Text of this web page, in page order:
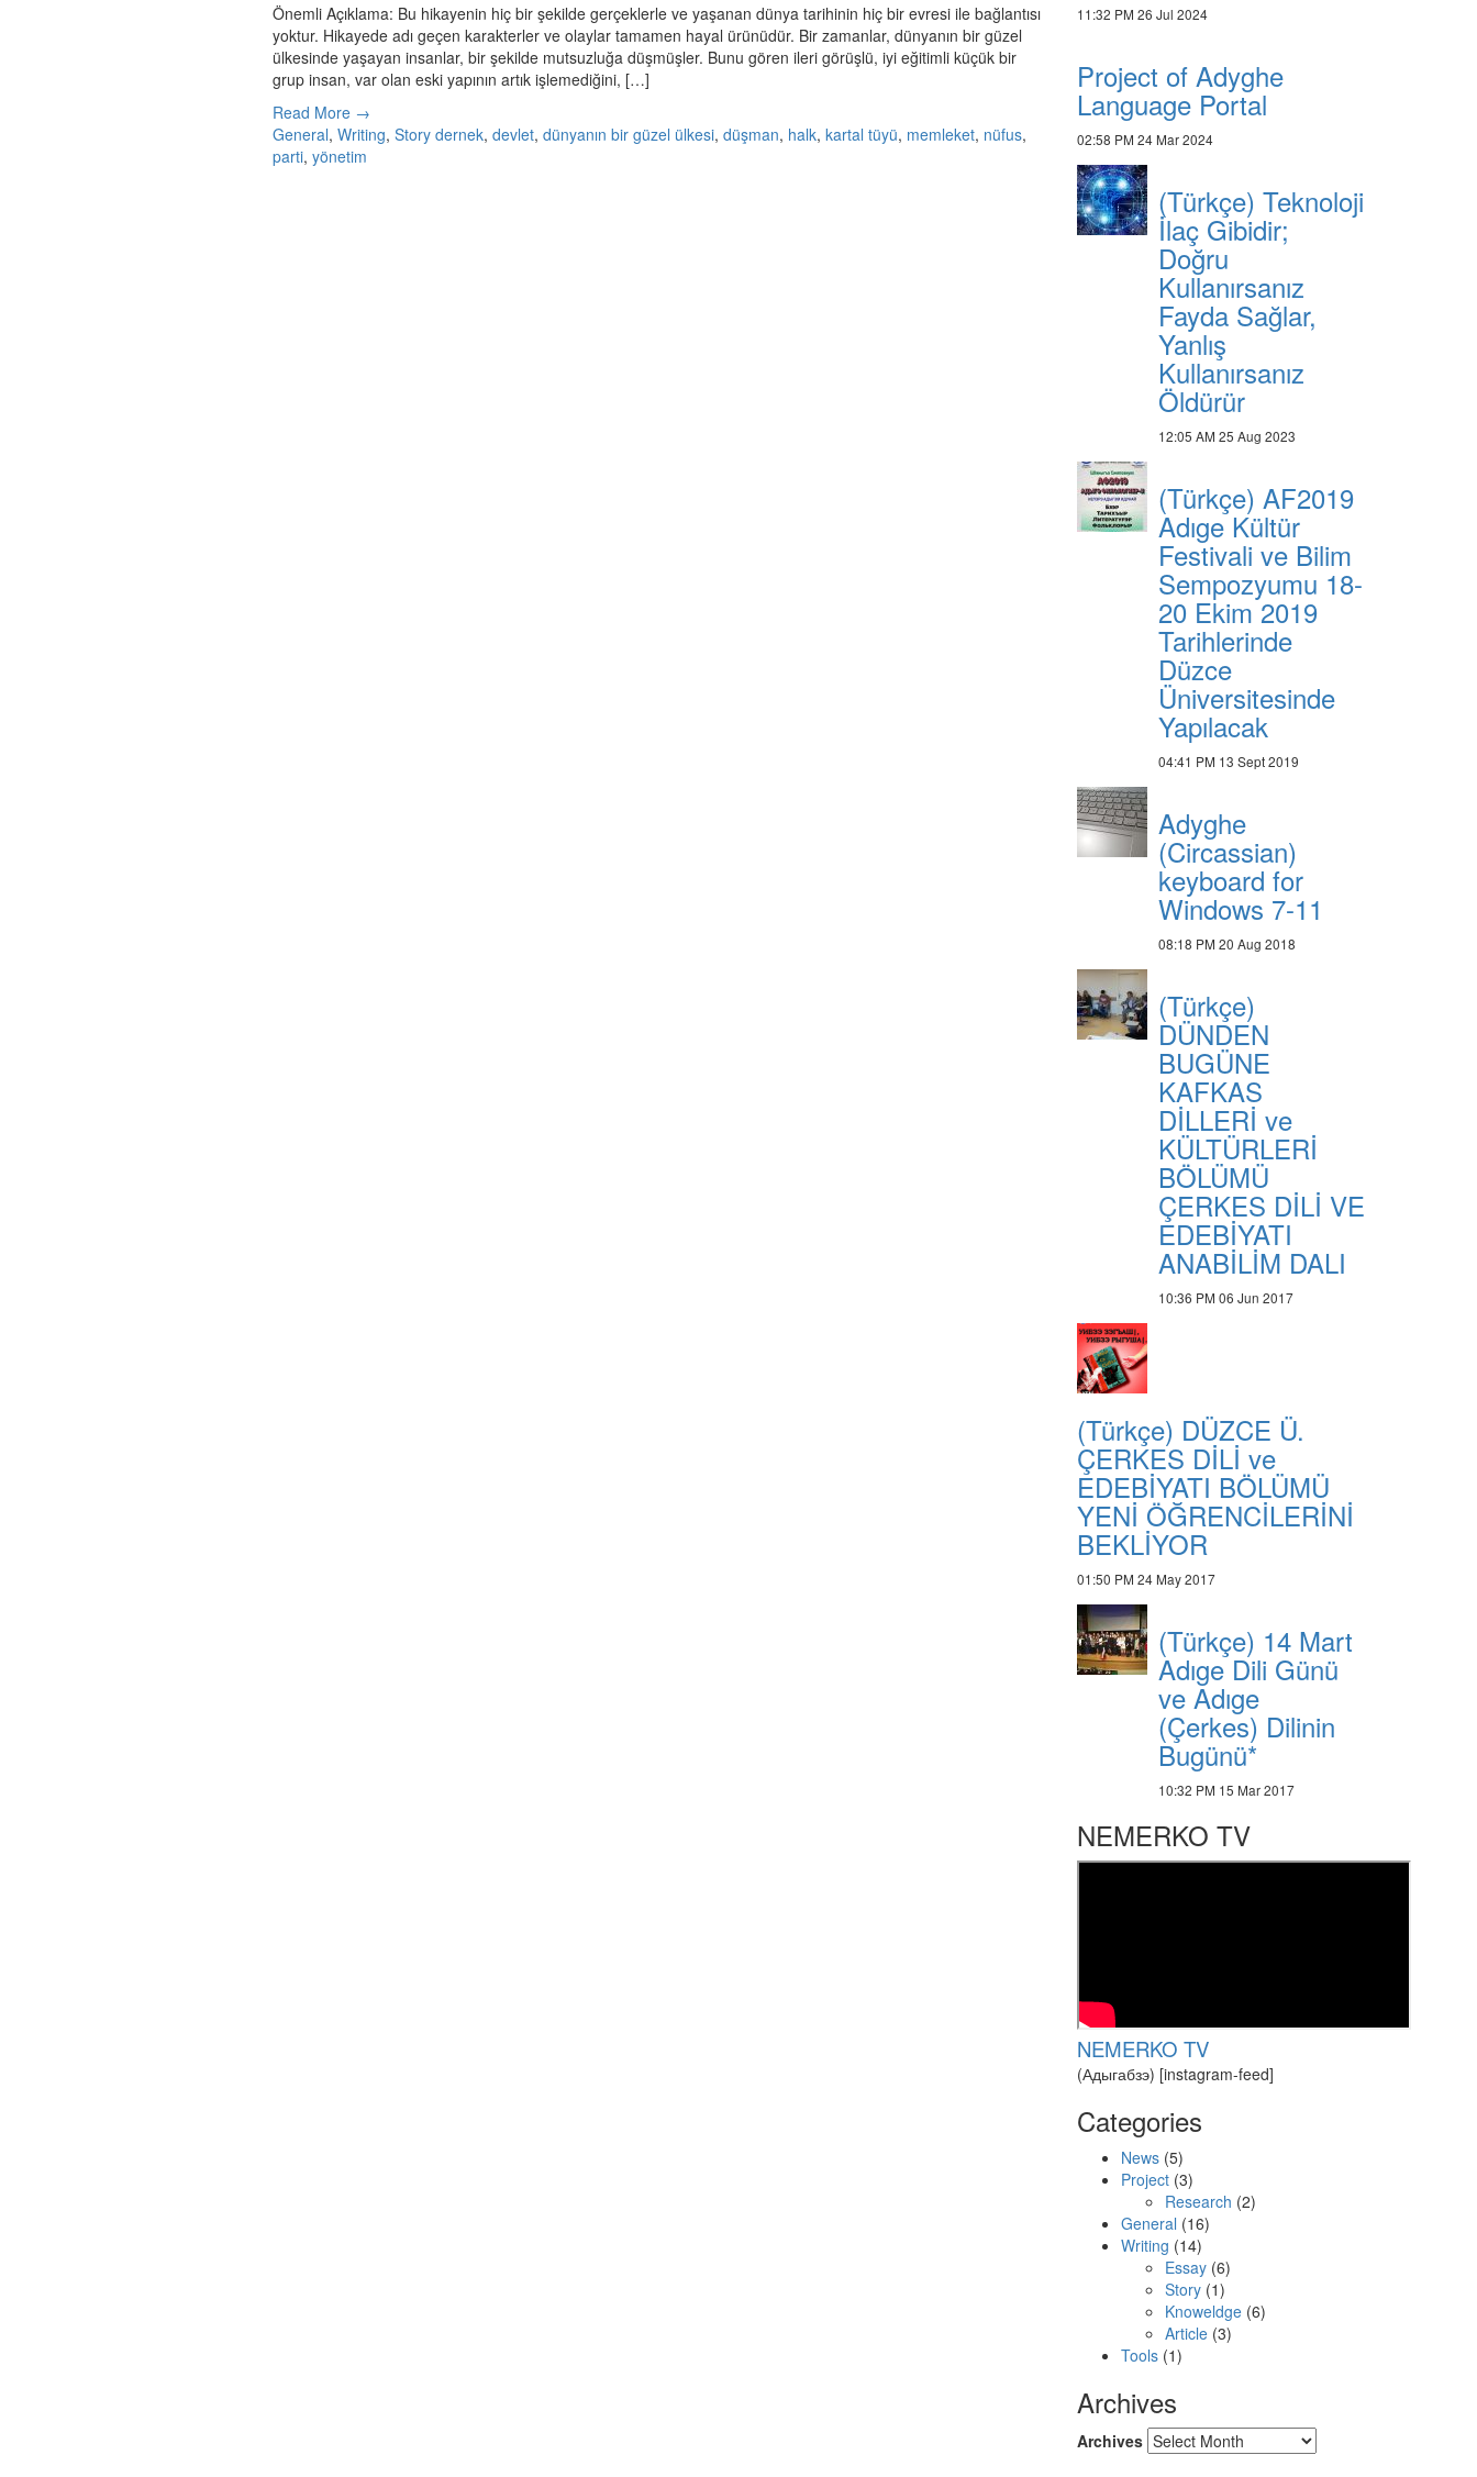
Önemli Açıklama: Bu hikayenin hiç bir şekilde gerçeklerle ve yaşanan dünya tarihinin hiç bir evresi ile bağlantısı
yoktur. Hikayede adı geçen karakterler ve olaylar tamamen hayal ürünüdür. Bir zamanlar, dünyanın bir güzel
ülkesinde yaşayan insanlar, bir şekilde mutsuzluğa düşmüşler. Bunu gören ileri görüşlü, iyi eğitimli küçük bir
grup insan, var olan eski yapının artık işlemediğini, […]
Read More →
General,Writing,Story dernek,devlet,dünyanın bir güzel ülkesi,düşman, halk,kartal tüyü, memleket, nüfus,
parti,yönetim
11:32 PM 26 Jul 2024
Project of Adyghe
Language Portal
02:58 PM 24 Mar 2024
(Türkçe) Teknoloji
İlaç Gibidir;
Doğru
Kullanırsanız
Fayda Sağlar,
Yanlış
Kullanırsanız
Öldürür
12:05 AM 25 Aug 2023
(Türkçe) AF2019
Adıge Kültür
Festivali ve Bilim
Sempozyumu 18-
20 Ekim 2019
Tarihlerinde
Düzce
Üniversitesinde
Yapılacak
04:41 PM 13 Sept 2019
Adyghe
(Circassian)
keyboard for
Windows 7-11
08:18 PM 20 Aug 2018
(Türkçe)
DÜNDEN
BUGÜNE
KAFKAS
DİLLERİ ve
KÜLTÜRLERİ
BÖLÜMÜ
ÇERKES DİLİ VE
EDEBİYATI
ANABİLİM DALI
10:36 PM 06 Jun 2017
(Türkçe) DÜZCE Ü.
ÇERKES DİLİ ve
EDEBİYATI BÖLÜMÜ
YENİ ÖĞRENCİLERİNİ
BEKLİYOR
01:50 PM 24 May 2017
(Türkçe) 14 Mart
Adıge Dili Günü
ve Adıge
(Çerkes) Dilinin
Bugünü*
10:32 PM 15 Mar 2017
NEMERKO TV
NEMERKO TV
(Адыгабзэ) [instagram-feed]
Categories
News(5)
Project(3)
Research (2)
General (16)
Writing (14)
Essay(6)
Story(1)
Knoweldge(6)
Article(3)
Tools(1)
Archives
Archives